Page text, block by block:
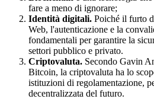
fare a meno di ignorare;
Identità digitali. Poiché il furto
Web, l'autenticazione e la
fondamentali per garantire la
settori pubblico e privato.
Criptovaluta. Secondo Gavin
Bitcoin, la criptovaluta ha lo
istituzioni di regolamentazione,
decentralizzata del futuro.